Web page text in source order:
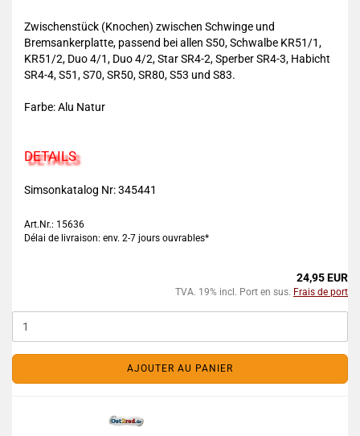
Zwischenstück (Knochen) zwischen Schwinge und
Bremsankerplatte, passend bei allen S50, Schwalbe KR51/1,
KR51/2, Duo 4/1, Duo 4/2, Star SR4-2, Sperber SR4-3, Habicht
SR4-4, S51, S70, SR50, SR80, S53 und S83.
Farbe: Alu Natur
DETAILS
Simsonkatalog Nr: 345441
Art.Nr.: 15636
Délai de livraison: env. 2-7 jours ouvrables*
24,95 EUR
TVA. 19% incl. Port en sus. Frais de port
AJOUTER AU PANIER